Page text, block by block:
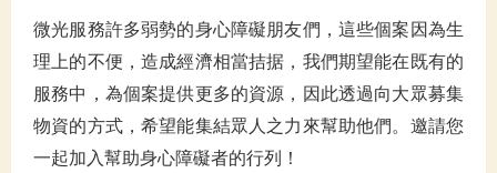
微光服務許多弱勢的身心障礙朋友們，這些個案因為生
理上的不便，造成經濟相當拮据，我們期望能在既有的
服務中，為個案提供更多的資源，因此透過向大眾募集
物資的方式，希望能集結眾人之力來幫助他們。邀請您
一起加入幫助身心障礙者的行列！